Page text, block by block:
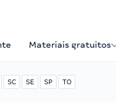
Materiais gratuitos
SC SE SP TO